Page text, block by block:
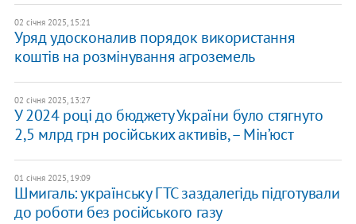
02 січня 2025, 15:21
Уряд удосконалив порядок використання
коштів на розмінування агроземель
02 січня 2025, 13:27
У 2024 році до бюджету України було стягнуто
2,5 млрд грн російських активів, – Мін’юст
01 січня 2025, 19:09
Шмигаль: українську ГТС заздалегідь підготували
до роботи без російського газу